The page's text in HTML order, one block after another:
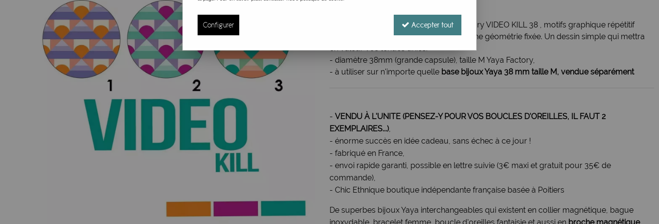
VIDEO KILL 38
Grand motif / Magnet / Caps Yaya Factory VIDEO KILL 38 , motifs graphique répétitif
verts pastels, oranges, et violets, avec une géométrie fixée. Un dessin simple qui mettra
en valeur vos tenues unies.
- diamètre 38mm (grande capsule), taille M Yaya Factory,
- à utiliser sur n'importe quelle base bijoux Yaya 38 mm taille M, vendue séparément
- VENDU À L'UNITE (PENSEZ-Y POUR VOS BOUCLES D'OREILLES, IL FAUT 2
EXEMPLAIRES...),
- énorme succès en idée cadeau, sans échec à ce jour !
- fabriqué en France,
- envoi rapide garanti, possible en lettre suivie (3€ maxi et gratuit pour 35€ de
commande),
- Chic Ethnique boutique indépendante française basée à Poitiers
De superbes bijoux Yaya interchangeables qui existent en collier magnétique, bague
Configurer Accepter tout